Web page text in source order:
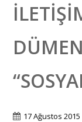
17 Ağustos 2015